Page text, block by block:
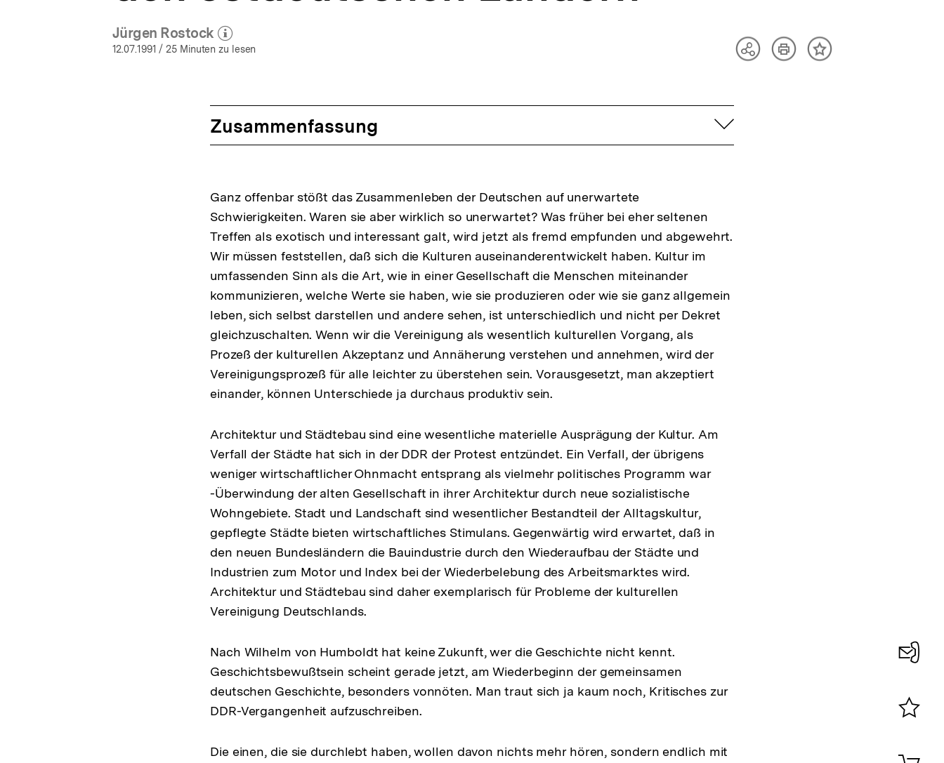
Jürgen Rostock
(Mehr zum Autor)
öffnen
12.07.1991 / 25 Minuten zu lesen
TeilenArtikelInhalt
Zusammenfassung aufklappen
Ganz offenbar stößt das Zusammenleben der Deutschen auf unerwartete
Schwierigkeiten. Waren sie aber wirklich so unerwartet? Was früher bei eher seltenen
Treffen als exotisch und interessant galt, wird jetzt als fremd empfunden und abgewehrt.
Wir müssen feststellen, daß sich die Kulturen auseinanderentwickelt haben. Kultur im
umfassenden Sinn als die Art, wie in einer Gesellschaft die Menschen miteinander
kommunizieren, welche Werte sie haben, wie sie produzieren oder wie sie ganz allgemein
leben, sich selbst darstellen und andere sehen, ist unterschiedlich und nicht per Dekret
gleichzuschalten. Wenn wir die Vereinigung als wesentlich kulturellen Vorgang, als
Prozeß der kulturellen Akzeptanz und Annäherung verstehen und annehmen, wird der
Vereinigungsprozeß für alle leichter zu überstehen sein. Vorausgesetzt, man akzeptiert
einander, können Unterschiede ja durchaus produktiv sein.
Architektur und Städtebau sind eine wesentliche materielle Ausprägung der Kultur. Am
Verfall der Städte hat sich in der DDR der Protest entzündet. Ein Verfall, der übrigens
weniger wirtschaftlicher Ohnmacht entsprang als vielmehr politisches Programm war
-Überwindung der alten Gesellschaft in ihrer Architektur durch neue sozialistische
Wohngebiete. Stadt und Landschaft sind wesentlicher Bestandteil der Alltagskultur,
gepflegte Städte bieten wirtschaftliches Stimulans. Gegenwärtig wird erwartet, daß in
den neuen Bundesländern die Bauindustrie durch den Wiederaufbau der Städte und
Industrien zum Motor und Index bei der Wiederbelebung des Arbeitsmarktes wird.
Architektur und Städtebau sind daher exemplarisch für Probleme der kulturellen
Vereinigung Deutschlands.
Nach Wilhelm von Humboldt hat keine Zukunft, wer die Geschichte nicht kennt.
Geschichtsbewußtsein scheint gerade jetzt, am Wiederbeginn der gemeinsamen
deutschen Geschichte, besonders vonnöten. Man traut sich ja kaum noch, Kritisches zur
DDR-Vergangenheit aufzuschreiben.
Die einen, die sie durchlebt haben, wollen davon nichts mehr hören, sondern endlich mit